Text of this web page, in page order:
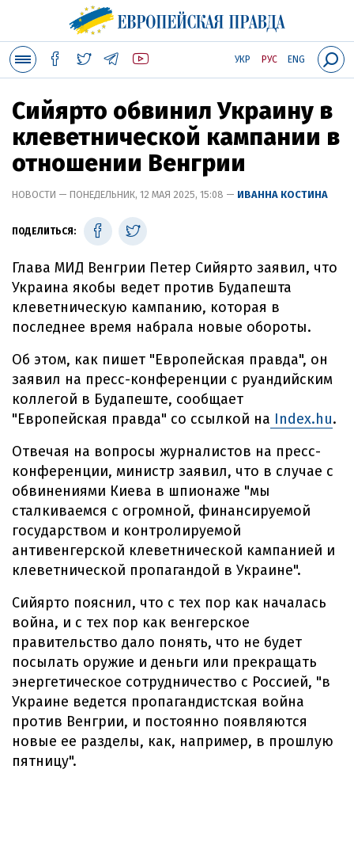
УКР РУС ENG
Сийярто обвинил Украину в
клеветнической кампании в
отношении Венгрии
НОВОСТИ — ПОНЕДЕЛЬНИК, 12 МАЯ 2025, 15:08 — ИВАННА КОСТИНА
ПОДЕЛИТЬСЯ:
Глава МИД Венгрии Петер Сийярто заявил, что
Украина якобы ведет против Будапешта
клеветническую кампанию, которая в
последнее время набрала новые обороты.
Об этом, как пишет "Европейская правда", он
заявил на пресс-конференции с руандийским
коллегой в Будапеште, сообщает
"Европейская правда" со ссылкой на Index.hu.
Отвечая на вопросы журналистов на пресс-
конференции, министр заявил, что в случае с
обвинениями Киева в шпионаже "мы
сталкиваемся с огромной, финансируемой
государством и контролируемой
антивенгерской клеветнической кампанией и
клеветнической пропагандой в Украине".
Сийярто пояснил, что с тех пор как началась
война, и с тех пор как венгерское
правительство дало понять, что не будет
посылать оружие и деньги или прекращать
энергетическое сотрудничество с Россией, "в
Украине ведется пропагандистская война
против Венгрии, и постоянно появляются
новые ее разделы, как, например, в прошлую
пятницу".